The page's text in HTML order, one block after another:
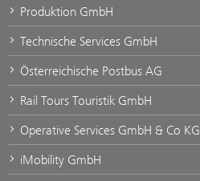
Produktion GmbH
Technische Services GmbH
Österreichische Postbus AG
Rail Tours Touristik GmbH
Operative Services GmbH & Co KG
iMobility GmbH